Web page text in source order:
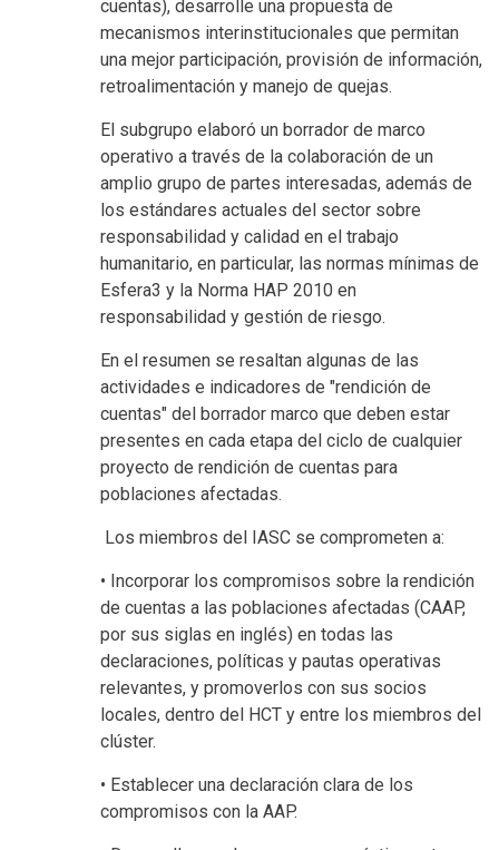
cuentas), desarrolle una propuesta de
mecanismos interinstitucionales que permitan
una mejor participación, provisión de información,
retroalimentación y manejo de quejas.
El subgrupo elaboró un borrador de marco
operativo a través de la colaboración de un
amplio grupo de partes interesadas, además de
los estándares actuales del sector sobre
responsabilidad y calidad en el trabajo
humanitario, en particular, las normas mínimas de
Esfera3 y la Norma HAP 2010 en
responsabilidad y gestión de riesgo.
En el resumen se resaltan algunas de las
actividades e indicadores de "rendición de
cuentas" del borrador marco que deben estar
presentes en cada etapa del ciclo de cualquier
proyecto de rendición de cuentas para
poblaciones afectadas.
Los miembros del IASC se comprometen a:
• Incorporar los compromisos sobre la rendición
de cuentas a las poblaciones afectadas (CAAP,
por sus siglas en inglés) en todas las
declaraciones, políticas y pautas operativas
relevantes, y promoverlos con sus socios
locales, dentro del HCT y entre los miembros del
clúster.
• Establecer una declaración clara de los
compromisos con la AAP.